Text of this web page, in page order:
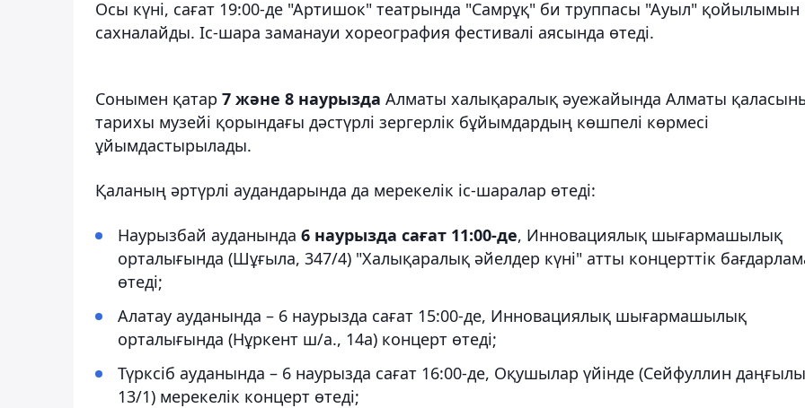
Осы күні, сағат 19:00-де "Артишок" театрында "Самрұқ" би труппасы "Ауыл" қойылымын
сахналайды. Іс-шара заманауи хореография фестивалі аясында өтеді.
Сонымен қатар 7 және 8 наурызда Алматы халықаралық әуежайында Алматы
тарихы музейі қорындағы дәстүрлі зергерлік бұйымдардың көшпелі көрмесі
ұйымдастырылады.
Қаланың әртүрлі аудандарында да мерекелік іс-шаралар өтеді:
Наурызбай ауданында 6 наурызда сағат 11:00-де, Инновациялық шығармашылық
орталығында (Шұғыла, 347/4) "Халықаралық әйелдер күні" атты концерттік
өтеді;
Алатау ауданында – 6 наурызда сағат 15:00-де, Инновациялық шығармашылық
орталығында (Нұркент ш/а., 14а) концерт өтеді;
Түрксіб ауданында – 6 наурызда сағат 16:00-де, Оқушылар үйінде (Сейфуллин
13/1) мерекелік концерт өтеді;